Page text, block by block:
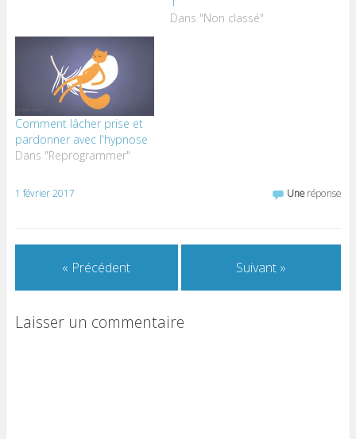
Dans "Non classé"
Comment lâcher prise et
pardonner avec l'hypnose
Dans "Reprogrammer"
1 février 2017 Uneréponse
« Précédent Suivant »
Laisser un commentaire